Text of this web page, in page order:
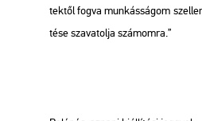
tek­től fogva mun­kás­sá­gom
té­se sza­va­tol­ja szá­mom­ra.”